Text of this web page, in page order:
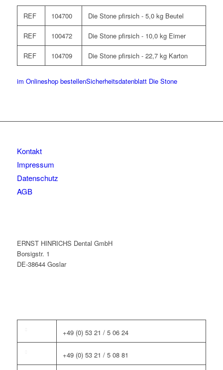
REF 104700 Die Stone pfirsich - 5,0 kg Beutel
REF 100472 Die Stone pfirsich - 10,0 kg Eimer
REF 104709 Die Stone pfirsich - 22,7 kg Karton
im Onlineshop bestellenSicherheitsdatenblatt Die Stone
Kontakt
Impressum
Datenschutz
AGB
ERNST HINRICHS Dental GmbH
Borsigstr. 1
DE-38644 Goslar
+49 (0) 53 21 / 5 06 24
+49 (0) 53 21 / 5 08 81